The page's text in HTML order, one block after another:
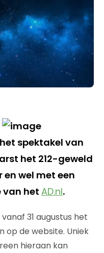
spektakel van
het 212-geweld
en wel met een
van het AD.nl.
31 augustus het
op de website. Uniek
hieraan kan